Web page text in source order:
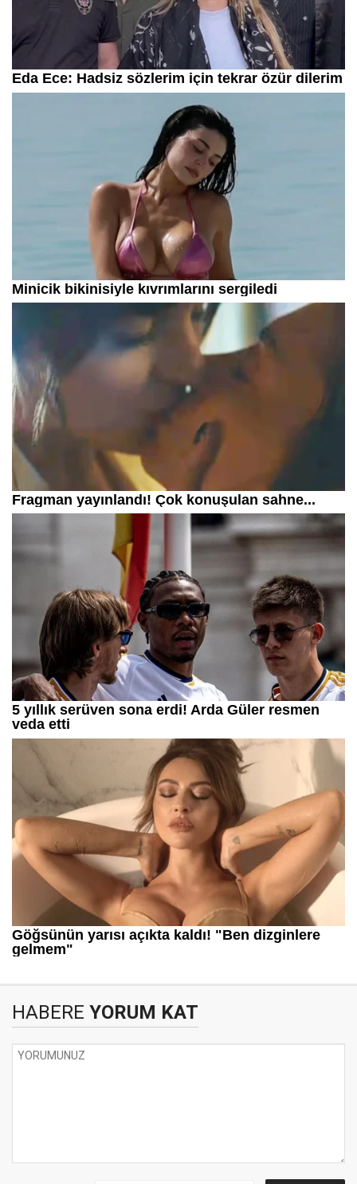
HABERE YORUM KAT